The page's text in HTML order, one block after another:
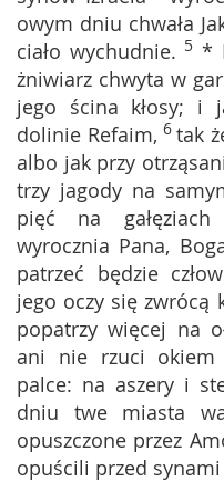
owym dniu chwała
ciało wychudnie. 5 *
żniwiarz chwyta w
jego ścina kłosy; i
dolinie Refaim, 6tak
albo jak przy
trzy jagody na
pięć na
wyrocznia Pana,
patrzeć będzie
jego oczy się zwrócą
popatrzy więcej na
ani nie rzuci okiem
palce: na aszery i
dniu twe miasta
opuszczone przez
opuścili przed